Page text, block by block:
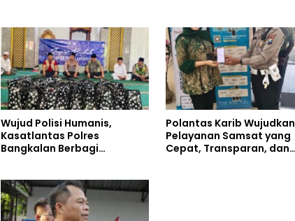
Wujud Polisi Humanis,
Kasatlantas Polres
Bangkalan Berbagi
Ahmad Ibrahim
Polantas Karib Wujudkan
Pelayanan Samsat yang
Cepat, Transparan, dan